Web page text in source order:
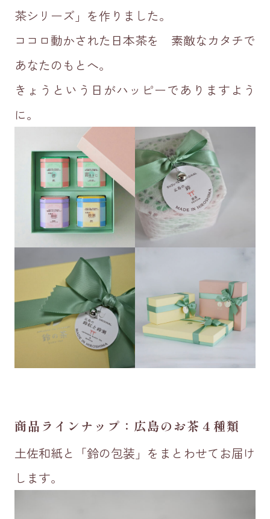
茶シリーズ」を作りました。
ココロ動かされた日本茶を 素敵なカタチで
あなたのもとへ。
きょうという日がハッピーでありますよう
に。
商品ラインナップ：広島のお茶４種類
土佐和紙と「鈴の包装」をまとわせてお届け
します。